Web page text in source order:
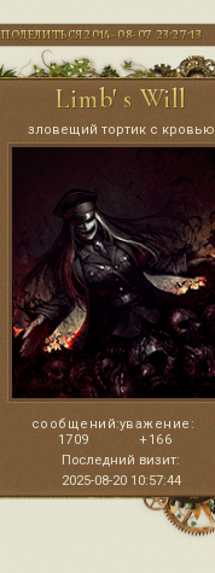
ПОДЕЛИТЬСЯ2014-08-07 23:27:13
Limb' s Will
зловещий тортик с кровью
сообщений:
1709
уважение:
+166
Последний визит:
2025-08-20 10:57:44